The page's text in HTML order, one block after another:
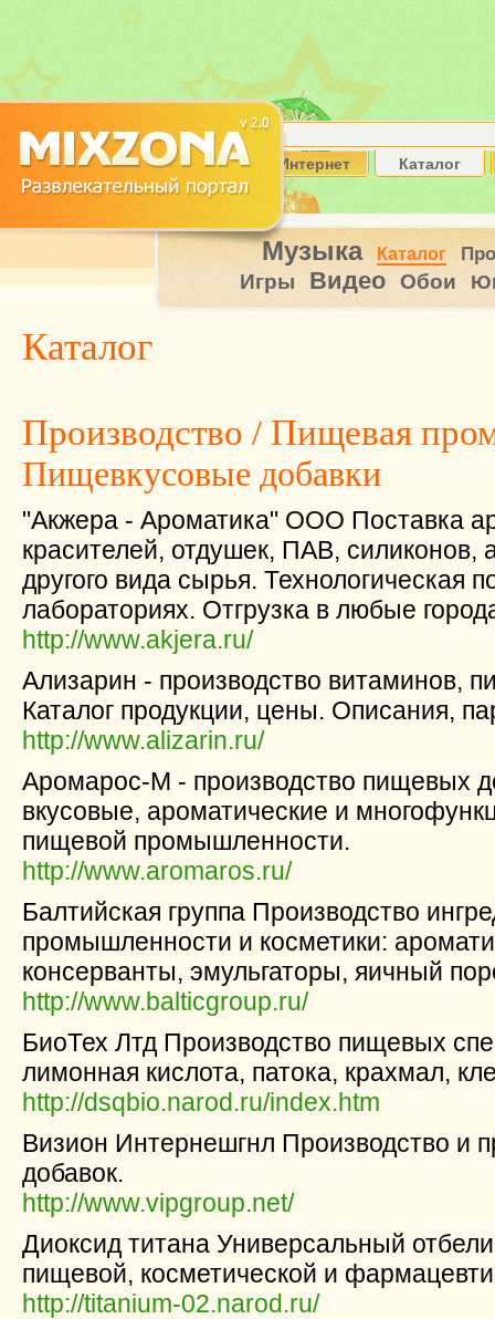
Интернет Каталог
Музыка Каталог
Игры Видео Обои
Каталог
Производство / Пищевая
Пищевкусовые добавки
"Акжера - Ароматика" ООО Поставка
красителей, отдушек, ПАВ, силиконов,
другого вида сырья. Технологическая
лабораториях. Отгрузка в любые
http://www.akjera.ru/
Ализарин - производство витаминов,
Каталог продукции, цены. Описания,
http://www.alizarin.ru/
Аромарос-М - производство пищевых
вкусовые, ароматические и
пищевой промышленности.
http://www.aromaros.ru/
Балтийская группа Производство
промышленности и косметики:
консерванты, эмульгаторы, яичный
http://www.balticgroup.ru/
БиоТех Лтд Производство пищевых
лимонная кислота, патока, крахмал,
http://dsqbio.narod.ru/index.htm
Визион Интернешгнл Производство и
добавок.
http://www.vipgroup.net/
Диоксид титана Универсальный
пищевой, косметической и
http://titanium-02.narod.ru/